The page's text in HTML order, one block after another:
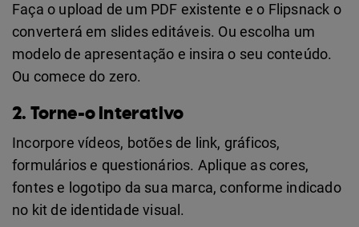
Faça o upload de um PDF existente e o Flipsnack o
converterá em slides editáveis. Ou escolha um
modelo de apresentação e insira o seu conteúdo.
Ou comece do zero.
2. Torne-o interativo
Incorpore vídeos, botões de link, gráficos,
formulários e questionários. Aplique as cores,
fontes e logotipo da sua marca, conforme indicado
no kit de identidade visual.